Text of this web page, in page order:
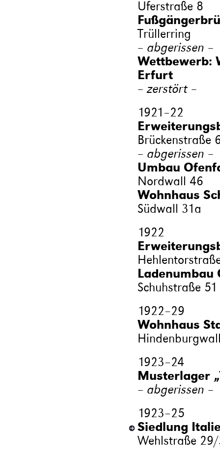
Uferstraße 8
Trüllerring
– abgerissen –
Wettbewerb:
Erfurt
– zerstört –
1921–22
Brückenstraße
– abgerissen –
Umbau
Nordwall 46
Wohnhaus
Südwall 31a
1922
Ladenumbau
Schuhstraße 51
1922–29
Wohnhaus
1923–24
Musterlager
– abgerissen –
1923–25
Siedlung
Wehlstraße